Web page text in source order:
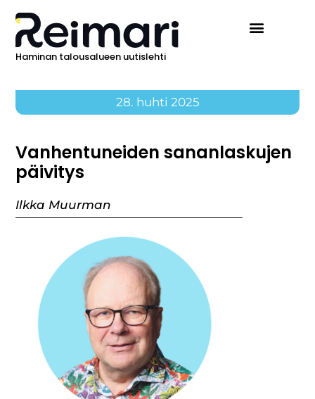
Haminan talousalueen uutislehti
28. huhti 2025
Vanhentuneiden sananlaskujen
päivitys
Ilkka Muurman